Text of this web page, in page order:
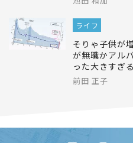
ライフ
そりゃ子供が
が無職かアル
った大きすぎ
前田 正子